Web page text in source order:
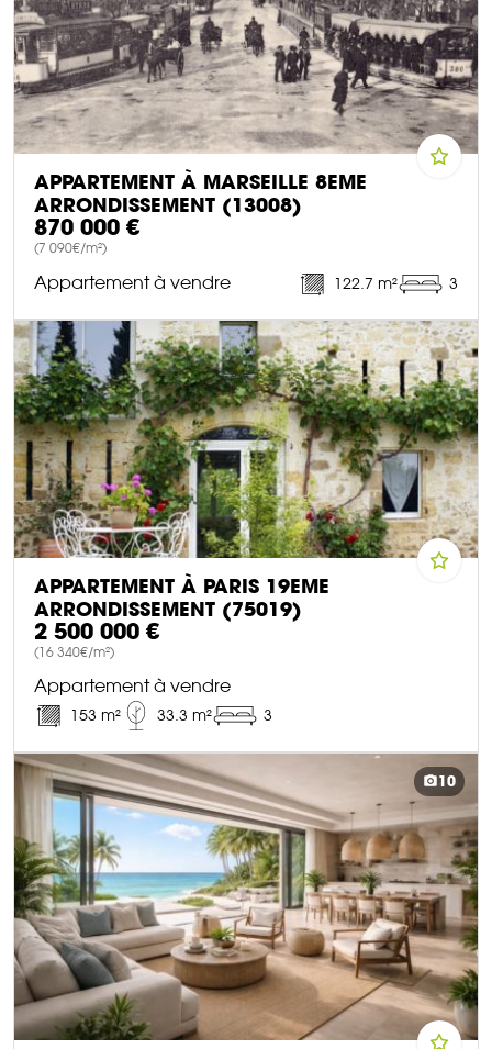
APPARTEMENT À MARSEILLE 8EME
ARRONDISSEMENT (13008)
870 000 €
(7 090€/m²)
Appartement à vendre 122.7 m² 3
DÉCOUVRIR CE BIEN
APPARTEMENT À PARIS 19EME
ARRONDISSEMENT (75019)
2 500 000 €
(16 340€/m²)
Appartement à vendre
153 m² 33.3 m² 3
DÉCOUVRIR CE BIEN
10